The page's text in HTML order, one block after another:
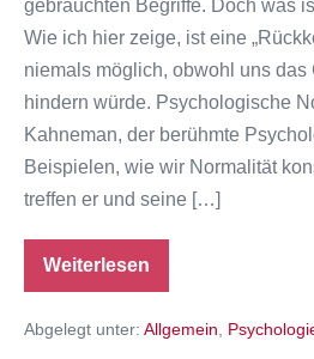
gebrauchten Begriffe. Doch was
Wie ich hier zeige, ist eine
niemals möglich, obwohl uns das
hindern würde. Psychologische
Kahneman, der berühmte
Beispielen, wie wir Normalität
treffen er und seine […]
Weiterlesen
Was
ist
Abgelegt unter: Allgemein,